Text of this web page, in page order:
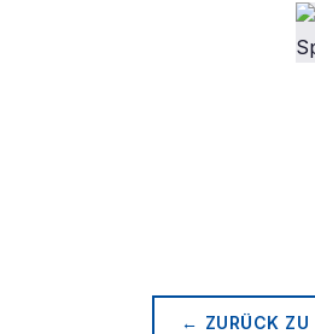
← ZURÜCK ZU